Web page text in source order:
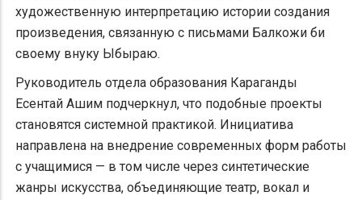
художественную интерпретацию истории создания
произведения, связанную с письмами Балкожи би
своему внуку Ыбыраю.
Руководитель отдела образования Караганды
Есентай Ашим подчеркнул, что подобные проекты
становятся системной практикой. Инициатива
направлена на внедрение современных форм работы
с учащимися — в том числе через синтетические
жанры искусства, объединяющие театр, вокал и